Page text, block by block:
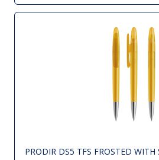
PRODIR DS5 TFS FROSTED